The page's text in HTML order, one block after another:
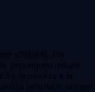
affidabili. Per
impongono misure
le passkey e la
prioritarie sull'app